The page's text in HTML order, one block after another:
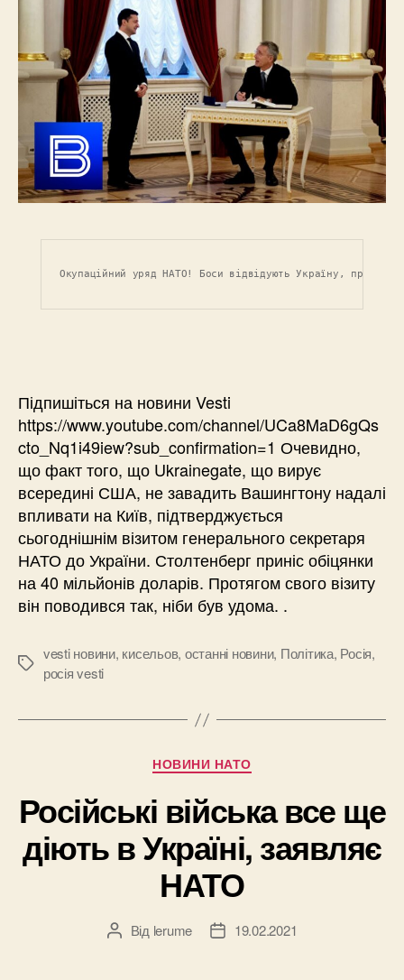
Окупаційний уряд НАТО! Боси відвідують Україну,
Підпишіться на новини Vesti
https://www.youtube.com/channel/UCa8MaD6gQs
cto_Nq1i49iew?sub_confirmation=1 Очевидно,
що факт того, що Ukrainegate, що вирує
всередині США, не завадить Вашингтону надалі
впливати на Київ, підтверджується
сьогоднішнім візитом генерального секретаря
НАТО до України. Столтенберг приніс обіцянки
на 40 мільйонів доларів. Протягом свого візиту
він поводився так, ніби був удома. .
Позначки
vesti новини, кисельов, останні новини, Політика, Росія,
росія vesti
Категорії
НОВИНИ НАТО
Російські війська все ще
діють в Україні, заявляє
НАТО
Автор
Від lerume
Дата19.02.2021